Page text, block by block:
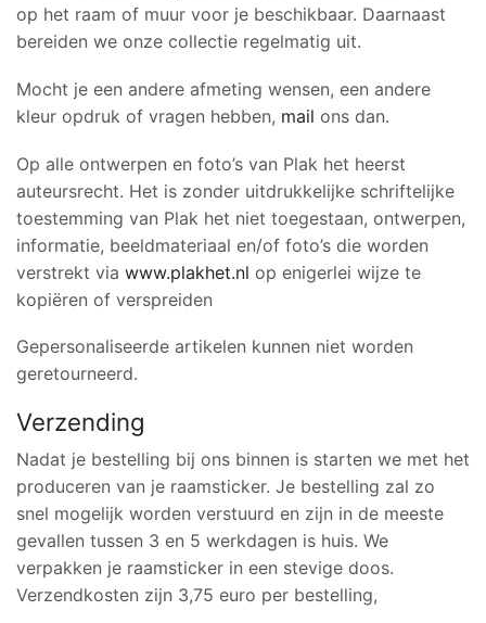
op het raam of muur voor je beschikbaar. Daarnaast
bereiden we onze collectie regelmatig uit.
Mocht je een andere afmeting wensen, een andere
kleur opdruk of vragen hebben, mail ons dan.
Op alle ontwerpen en foto’s van Plak het heerst
auteursrecht. Het is zonder uitdrukkelijke schriftelijke
toestemming van Plak het niet toegestaan, ontwerpen,
informatie, beeldmateriaal en/of foto’s die worden
verstrekt via www.plakhet.nl op enigerlei wijze te
kopiëren of verspreiden
Gepersonaliseerde artikelen kunnen niet worden
geretourneerd.
Verzending
Nadat je bestelling bij ons binnen is starten we met het
produceren van je raamsticker. Je bestelling zal zo
snel mogelijk worden verstuurd en zijn in de meeste
gevallen tussen 3 en 5 werkdagen is huis. We
verpakken je raamsticker in een stevige doos.
Verzendkosten zijn 3,75 euro per bestelling,